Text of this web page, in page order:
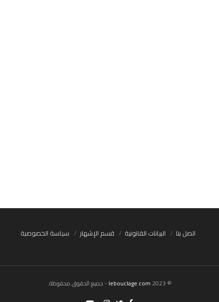
اتصل بنا البيانات القانونية قسم الإشهار سياسة الخصوصية
© 2023
lebouclage.com- جميع الحقوق محفوظة.